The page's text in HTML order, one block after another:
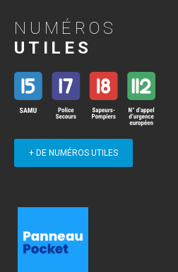
NUMÉROS
UTILES
+ DE NUMÉROS UTILES